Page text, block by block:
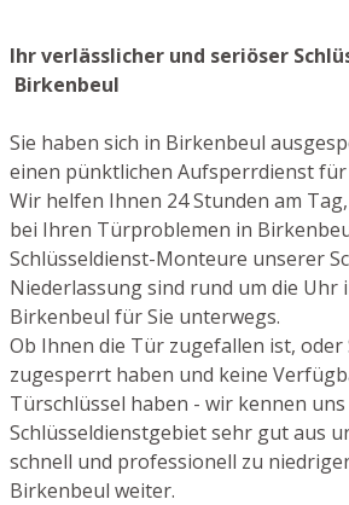
Ihr verlässlicher und seriöser
Birkenbeul
Sie haben sich in Birkenbeul
einen pünktlichen Aufsperrdienst
Wir helfen Ihnen 24 Stunden am
bei Ihren Türproblemen in
Schlüsseldienst-Monteure unserer
Niederlassung sind rund um die Uhr
Birkenbeul für Sie unterwegs.
Ob Ihnen die Tür zugefallen ist,
zugesperrt haben und keine
Türschlüssel haben - wir kennen uns
Schlüsseldienstgebiet sehr gut aus
schnell und professionell zu
Birkenbeul weiter.